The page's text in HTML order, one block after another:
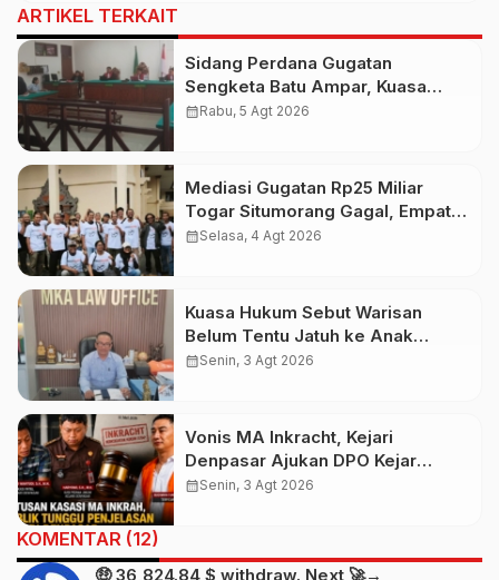
ARTIKEL TERKAIT
Sidang Perdana Gugatan
Sengketa Batu Ampar, Kuasa
Hukum Sebut Tak Ikut Tergugat di
calendar_monthRabu, 5 Agt 2026
Mediasi Gugatan Rp25 Miliar
Togar Situmorang Gagal, Empat
Media Pilih Lawan di Pengadilan
calendar_monthSelasa, 4 Agt 2026
Kuasa Hukum Sebut Warisan
Belum Tentu Jatuh ke Anak
Kandung, Jero Mangku “Merusak
calendar_monthSenin, 3 Agt 2026
Vonis MA Inkracht, Kejari
Denpasar Ajukan DPO Kejar
Budiman Tiang
calendar_monthSenin, 3 Agt 2026
KOMENTAR (12)
🤑 36,824.84 $ withdraw. Next 🚀→